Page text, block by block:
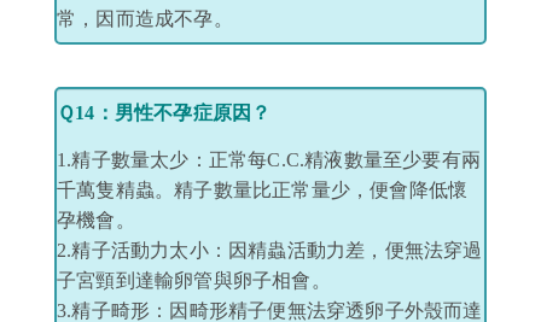
常，因而造成不孕。
Ｑ14：男性不孕症原因？
1.精子數量太少：正常每C.C.精液數量至少要有兩
千萬隻精蟲。精子數量比正常量少，便會降低懷
孕機會。
2.精子活動力太小：因精蟲活動力差，便無法穿過
子宮頸到達輸卵管與卵子相會。
3.精子畸形：因畸形精子便無法穿透卵子外殼而達